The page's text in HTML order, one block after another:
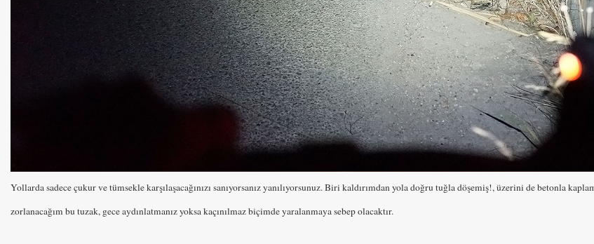
Yollarda sadece çukur ve tümsekle karşılaşacağınızı sanıyorsanız yanılıyorsunuz. Biri kaldırımdan yola doğru tuğla döşemiş!, üzerini de betonla
zorlanacağım bu tuzak, gece aydınlatmanız yoksa kaçınılmaz biçimde yaralanmaya sebep olacaktır.